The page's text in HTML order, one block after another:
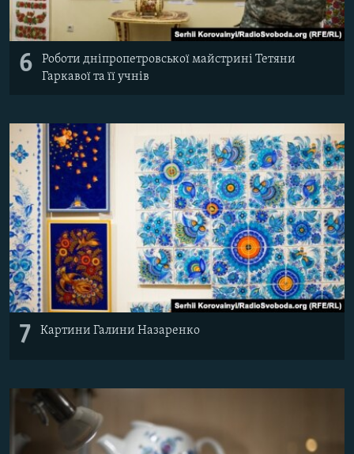
6
Роботи дніпропетровської майстрині Тетяни
Гаркавої та її учнів
7 Картини Галини Назаренко